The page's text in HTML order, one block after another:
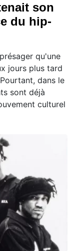
son
du hip-
qu'une
jours plus tard
dans le
sont déjà
culturel